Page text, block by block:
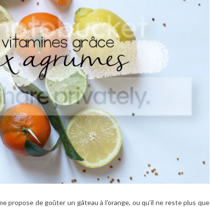
propose de goûter un gâteau à l’orange, ou qu’il ne reste plus que